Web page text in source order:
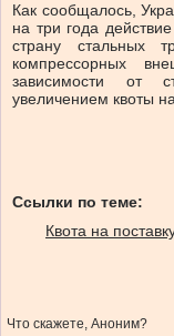
Как сообщалось,
на три года
страну стальных
компрессорных
зависимости от
увеличением квоты
Ссылки по теме:
Квота на
Что скажете, Аноним?